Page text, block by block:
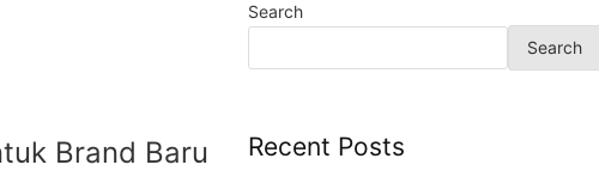
Brand Baru
Search
Search
Recent Posts